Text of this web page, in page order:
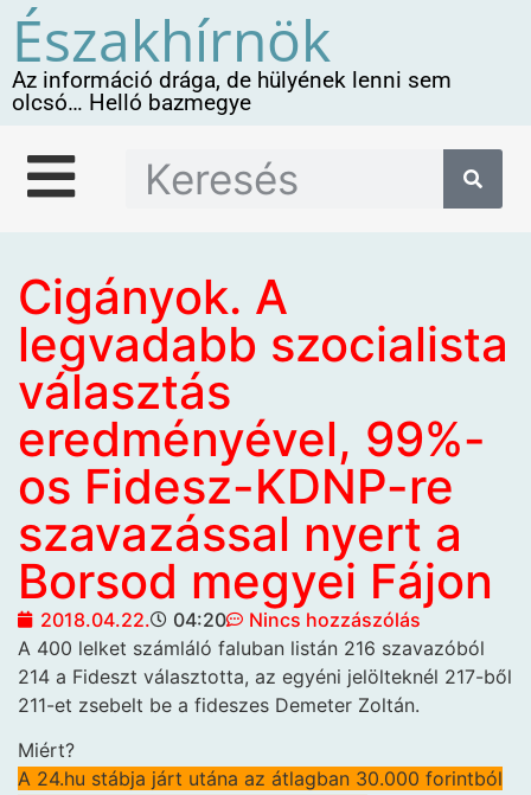
Északhírnök
Az információ drága, de hülyének lenni sem
olcsó… Helló bazmegye
Cigányok. A
legvadabb szocialista
választás
eredményével, 99%-
os Fidesz-KDNP-re
szavazással nyert a
Borsod megyei Fájon
2018.04.22. 04:20
Nincs hozzászólás
A 400 lelket számláló faluban listán 216 szavazóból
214 a Fideszt választotta, az egyéni jelölteknél 217-ből
211-et zsebelt be a fideszes Demeter Zoltán.
Miért?
A 24.hu stábja járt utána az átlagban 30.000 forintból